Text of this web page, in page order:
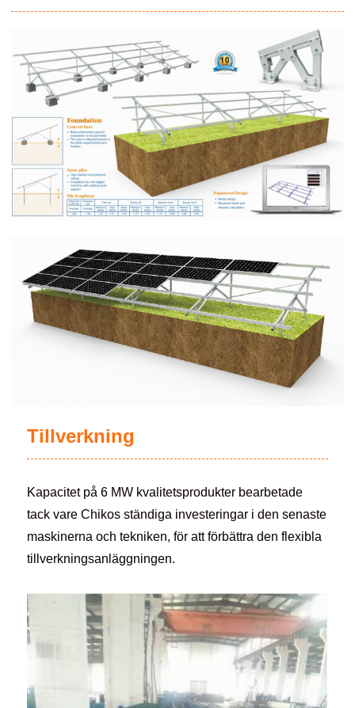
Tillverkning
Kapacitet på 6 MW kvalitetsprodukter bearbetade
tack vare Chikos ständiga investeringar i den senaste
maskinerna och tekniken, för att förbättra den flexibla
tillverkningsanläggningen.